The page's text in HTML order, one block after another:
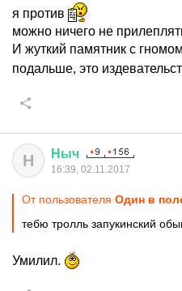
я против
можно ничего не
И жуткий памятник с
подальше, это
Н Ныч
16:39, 02.11.2017
От пользователя Один в
тебю тролль запукинский
Умилил.